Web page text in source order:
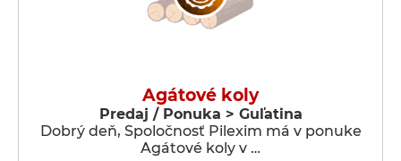
Agátové koly
Predaj / Ponuka > Guľatina
Dobrý deň, Spoločnosť Pilexim má v ponuke
Agátové koly v …